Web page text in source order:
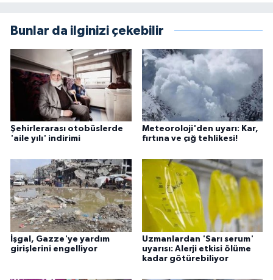
Bunlar da ilginizi çekebilir
Şehirlerarası otobüslerde
'aile yılı' indirimi
Meteoroloji'den uyarı: Kar,
fırtına ve çığ tehlikesi!
İşgal, Gazze'ye yardım
girişlerini engelliyor
Uzmanlardan 'Sarı serum'
uyarısı: Alerji etkisi ölüme
kadar götürebiliyor